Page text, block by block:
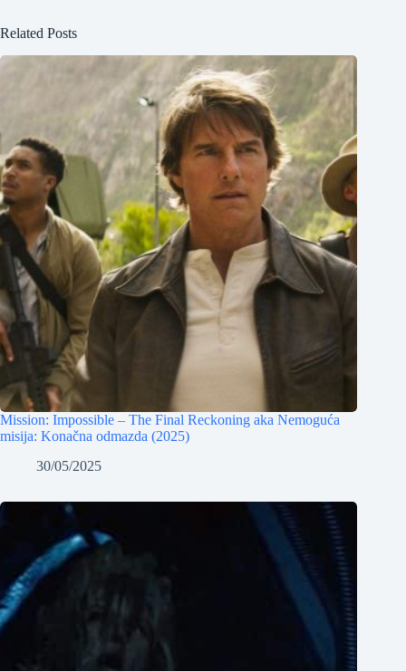
Related Posts
Mission: Impossible – The Final Reckoning aka Nemoguća
misija: Konačna odmazda (2025)
30/05/2025